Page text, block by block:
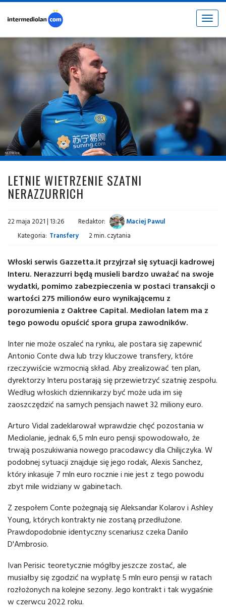
Toggle
fot. © inter.it
LETNIE WIETRZENIE SZATNI
NERAZZURRICH
22 maja 2021 | 13:26 Redaktor:
Maciej Pawul
Kategoria: Transfery 2 min. czytania
Włoski serwis Gazzetta.it przyjrzał się sytuacji kadrowej
Interu. Nerazzurri będą musieli bardzo uważać na swoje
wydatki, pomimo zabezpieczenia w postaci transakcji o
wartości 275 milionów euro wynikającemu z
porozumienia z Oaktree Capital. Mediolan latem ma z
tego powodu opuścić spora grupa zawodników.
Inter nie może oszaleć na rynku, ale postara się zapewnić
Antonio Conte dwa lub trzy kluczowe transfery, które
rzeczywiście wzmocnią skład. Aby zrealizować ten plan,
dyrektorzy Interu postarają się przewietrzyć szatnię zespołu.
Według włoskich dziennikarzy być może uda im się
zaoszczędzić na samych pensjach nawet 32 ​​miliony euro.
Arturo Vidal zadeklarował wprawdzie chęć pozostania w
Mediolanie, jednak 6,5 mln euro pensji spowodowało, że
trwają poszukiwania nowego pracodawcy dla Chilijczyka. W
podobnej sytuacji znajduje się jego rodak, Alexis Sanchez,
który inkasuje 7 mln euro rocznie i nie jest z tego powodu
zbyt mile widziany w gabinetach.
Z zespołem Conte pożegnają się Aleksandar Kolarov i Ashley
Young, których kontrakty nie zostaną przedłużone.
Prawdopodobnie identyczny scenariusz czeka Danilo
D'Ambrosio.
Ivan Perisic teoretycznie mógłby jeszcze zostać, ale
musiałby się zgodzić na wypłatę 5 mln euro pensji w ratach
rozłożonych na kolejne sezony. Jego kontrakt i tak wygaśnie
w czerwcu 2022 roku.